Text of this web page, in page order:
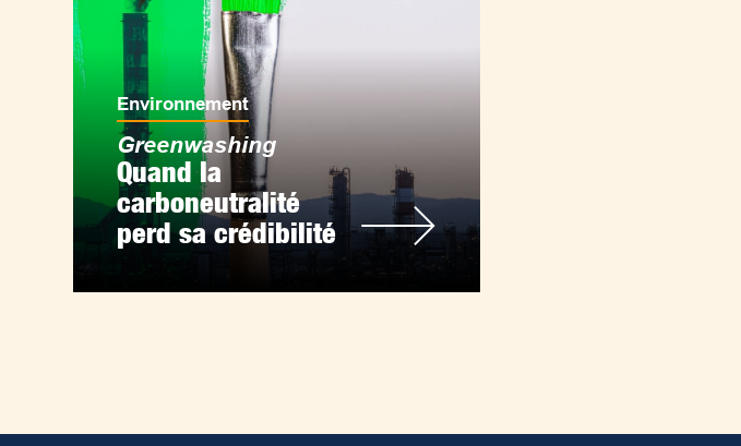
Environnement
Greenwashing
Quand la
carboneutralité
perd sa crédibilité